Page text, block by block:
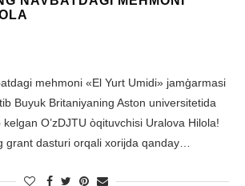
mehmoni «El Yurt Umidi» jamģarmasi
Buyuk Britaniyaning Aston universitetida
O’zDJTU òqituvchisi Uralova Hilola!
grant dasturi orqali xorijda qanday…